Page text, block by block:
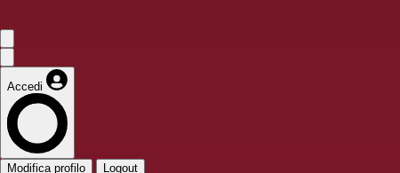
Accedi
Modifica profilo Logout